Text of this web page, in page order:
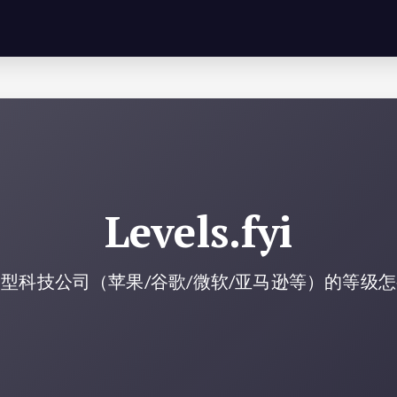
Levels.fyi
科技公司（苹果/谷歌/微软/亚马逊等）的等级